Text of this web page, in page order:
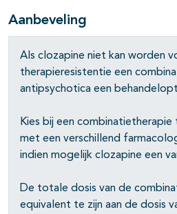
open- en dichtklappen
Aanbeveling
Als clozapine niet kan worden
therapieresistentie een
antipsychotica een
Kies bij een
met een verschillend
indien mogelijk clozapine een
De totale dosis van de
equivalent te zijn aan de dosis